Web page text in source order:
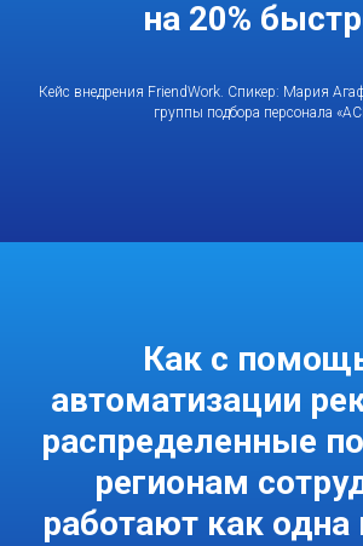
на 20%
Кейс внедрения FriendWork. Спикер: Мария
группы подбора персонала
Как с
автоматизации
распределенные
регионам
работают как